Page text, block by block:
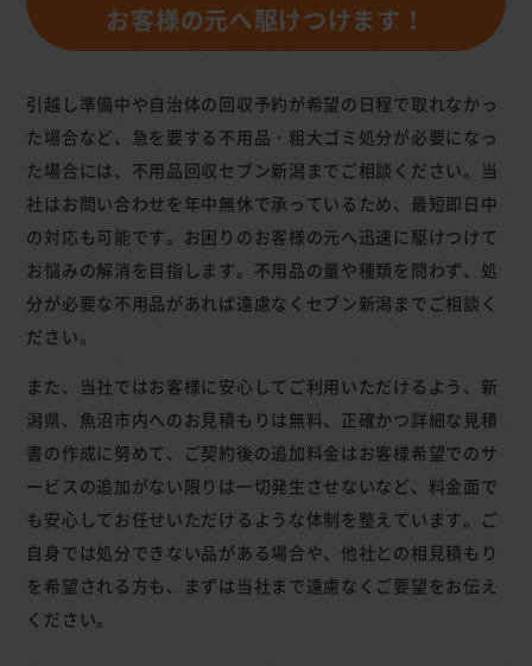
お客様の元へ駆けつけます！
引越し準備中や自治体の回収予約が希望の日程で取れなかっ
た場合など、急を要する不用品・粗大ゴミ処分が必要になっ
た場合には、不用品回収セブン新潟までご相談ください。当
社はお問い合わせを年中無休で承っているため、最短即日中
の対応も可能です。お困りのお客様の元へ迅速に駆けつけて
お悩みの解消を目指します。不用品の量や種類を問わず、処
分が必要な不用品があれば遠慮なくセブン新潟までご相談く
ださい。
また、当社ではお客様に安心してご利用いただけるよう、新
潟県、魚沼市内へのお見積もりは無料、正確かつ詳細な見積
書の作成に努めて、ご契約後の追加料金はお客様希望でのサ
ービスの追加がない限りは一切発生させないなど、料金面で
も安心してお任せいただけるような体制を整えています。ご
自身では処分できない品がある場合や、他社との相見積もり
を希望される方も、まずは当社まで遠慮なくご要望をお伝え
ください。